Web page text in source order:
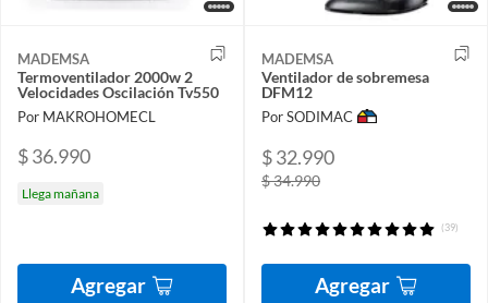
MADEMSA
Termoventilador 2000w 2
Velocidades Oscilación Tv550
Por MAKROHOMECL
$ 36.990
Llega mañana
Agregar
MADEMSA
Ventilador de sobremesa
DFM12
Por SODIMAC
$ 32.990
$ 34.990
(39)
Agregar